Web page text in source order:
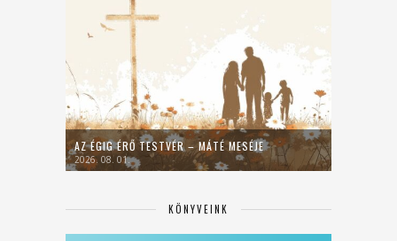
AZ ÉGIG ÉRŐ TESTVÉR – MÁTÉ MESÉJE
2026. 08. 01.
KÖNYVEINK